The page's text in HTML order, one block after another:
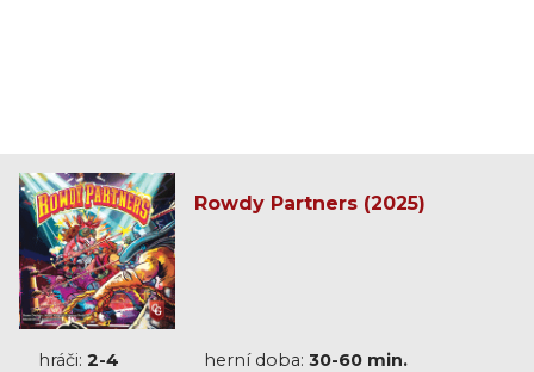
Rowdy Partners (2025)
hráči: 2-4 herní doba: 30-60 min.